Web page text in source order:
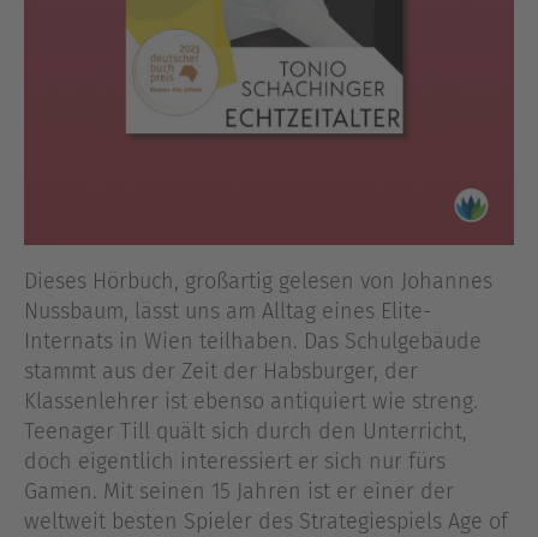
Dieses Hörbuch, großartig gelesen von Johannes
Nussbaum, lässt uns am Alltag eines Elite-
Internats in Wien teilhaben. Das Schulgebäude
stammt aus der Zeit der Habsburger, der
Klassenlehrer ist ebenso antiquiert wie streng.
Teenager Till quält sich durch den Unterricht,
doch eigentlich interessiert er sich nur fürs
Gamen. Mit seinen 15 Jahren ist er einer der
weltweit besten Spieler des Strategiespiels Age of